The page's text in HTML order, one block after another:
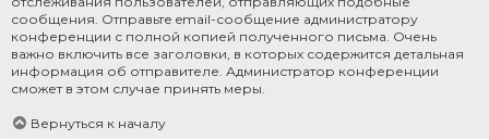
сообщения. Отправьте email-сообщение администратору
конференции с полной копией полученного письма. Очень
важно включить все заголовки, в которых содержится детальная
информация об отправителе. Администратор конференции
сможет в этом случае принять меры.
Вернуться к началу